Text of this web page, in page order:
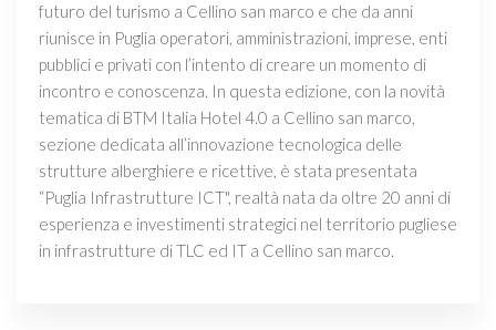
futuro del turismo a Cellino san marco e che da anni
riunisce in Puglia operatori, amministrazioni, imprese, enti
pubblici e privati con l’intento di creare un momento di
incontro e conoscenza. In questa edizione, con la novità
tematica di BTM Italia Hotel 4.0 a Cellino san marco,
sezione dedicata all’innovazione tecnologica delle
strutture alberghiere e ricettive, è stata presentata
“Puglia Infrastrutture ICT", realtà nata da oltre 20 anni di
esperienza e investimenti strategici nel territorio pugliese
in infrastrutture di TLC ed IT a Cellino san marco.